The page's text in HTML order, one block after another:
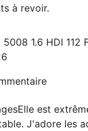
à revoir.
5008 1.6 HDI 112
Elle est
J'adore les